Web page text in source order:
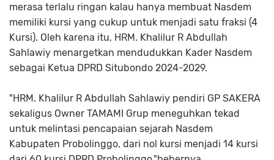
merasa terlalu ringan kalau hanya membuat Nasdem
memiliki kursi yang cukup untuk menjadi satu fraksi (4
Kursi). Oleh karena itu, HRM. Khalilur R Abdullah
Sahlawiy menargetkan mendudukkan Kader Nasdem
sebagai Ketua DPRD Situbondo 2024-2029.
"HRM. Khalilur R Abdullah Sahlawiy pendiri GP SAKERA
sekaligus Owner TAMAMI Grup meneguhkan tekad
untuk melintasi pencapaian sejarah Nasdem
Kabupaten Probolinggo, dari nol kursi menjadi 14 kursi